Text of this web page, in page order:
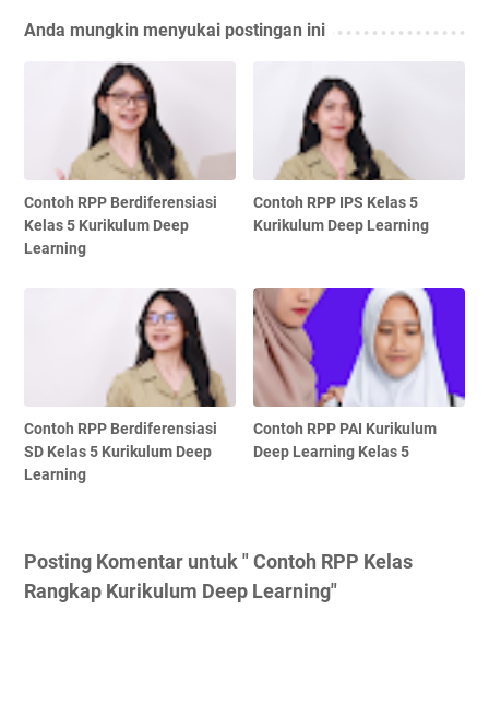
Anda mungkin menyukai postingan ini
Contoh RPP Berdiferensiasi
Kelas 5 Kurikulum Deep
Learning
Contoh RPP IPS Kelas 5
Kurikulum Deep Learning
Contoh RPP Berdiferensiasi
SD Kelas 5 Kurikulum Deep
Learning
Contoh RPP PAI Kurikulum
Deep Learning Kelas 5
Posting Komentar untuk " Contoh RPP Kelas
Rangkap Kurikulum Deep Learning"